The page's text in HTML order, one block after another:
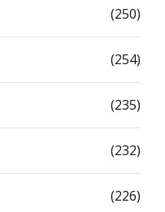
(250)
(254)
(235)
(232)
(226)